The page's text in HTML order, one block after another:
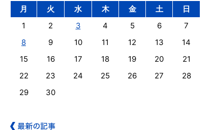
月
火 水 木 金 土
日
1
2 3 4 5 6
7
8
9 10 11 12 13
14
15
16 17 18 19 20
21
22
23 24 25 26 27
28
29
30